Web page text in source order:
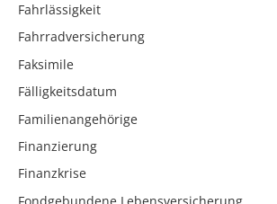
Fahrlässigkeit
Fahrradversicherung
Faksimile
Fälligkeitsdatum
Familienangehörige
Finanzierung
Finanzkrise